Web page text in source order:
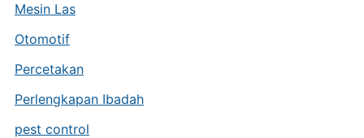
Mesin Las
Otomotif
Percetakan
Perlengkapan Ibadah
pest control